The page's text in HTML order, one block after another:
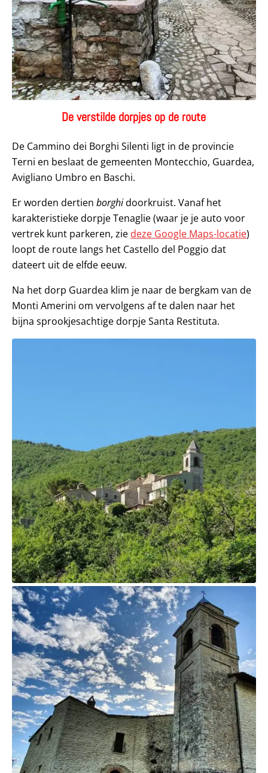
De verstilde dorpjes op de route
De Cammino dei Borghi Silenti ligt in de provincie
Terni en beslaat de gemeenten Montecchio, Guardea,
Avigliano Umbro en Baschi.
Er worden dertien borghidoorkruist. Vanaf het
karakteristieke dorpje Tenaglie (waar je je auto voor
vertrek kunt parkeren, zie deze Google Maps-locatie)
loopt de route langs het Castello del Poggio dat
dateert uit de elfde eeuw.
Na het dorp Guardea klim je naar de bergkam van de
Monti Amerini om vervolgens af te dalen naar het
bijna sprookjesachtige dorpje Santa Restituta.